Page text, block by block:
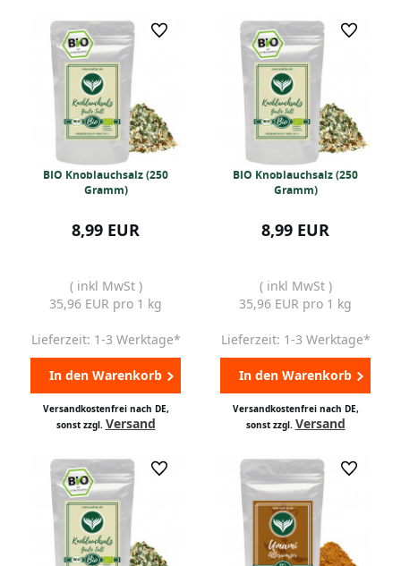
BIO Knoblauchsalz (250
Gramm)
8,99 EUR
( inkl MwSt )
35,96 EUR pro 1 kg
Lieferzeit: 1-3 Werktage*
In den Warenkorb
Versandkostenfrei nach DE,
sonst zzgl. Versand
BIO Knoblauchsalz (250
Gramm)
8,99 EUR
( inkl MwSt )
35,96 EUR pro 1 kg
Lieferzeit: 1-3 Werktage*
In den Warenkorb
Versandkostenfrei nach DE,
sonst zzgl. Versand